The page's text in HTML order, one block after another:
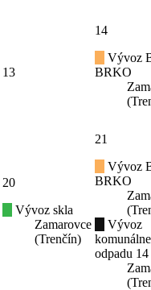
13
14
Vývoz
BRKO
20
Vývoz skla
Zamarovce
(Trenčín)
21
Vývoz
BRKO
Vývoz
odpadu